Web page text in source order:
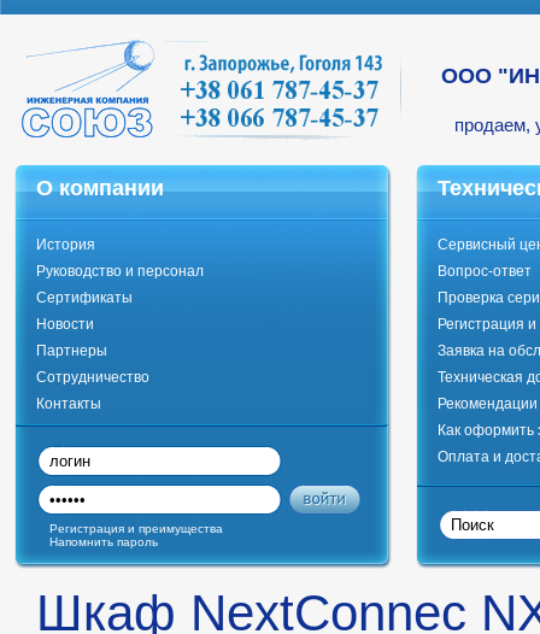
ООО
продаем,
О компании
История
Руководство и персонал
Сертификаты
Новости
Партнеры
Сотрудничество
Контакты
Сервисный
Вопрос-ответ
Проверка
Регистрация
Заявка на
Техническая
Как оформить
Оплата и
Регистрация и преимущества
Напомнить пароль
Шкаф NextConnec